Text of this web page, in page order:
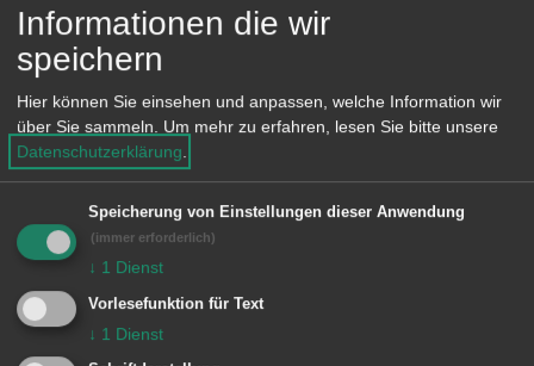
Tennis: Sechs Standplätze und
Vereinsheim in wunderschöner Lage.
Aktivitäten für alle Alterklassen und
Spielstärken, Breiten-Sport,
Hobbygruppen, Aktive- und
Jugendmannschaften, Trainingsbetrieb,
Jugendprogramme, Mitglied bei
"aalen.tennis".
Informationen die wir
speichern
Hier können Sie einsehen und anpassen, welche Information wir
über Sie sammeln.
Um mehr zu erfahren, lesen Sie bitte unsere
Datenschutzerklärung
Speicherung von Einstellungen dieser Anwendung
(immer erforderlich)
↓ 1 Dienst
Vorlesefunktion für Text
↓ 1 Dienst